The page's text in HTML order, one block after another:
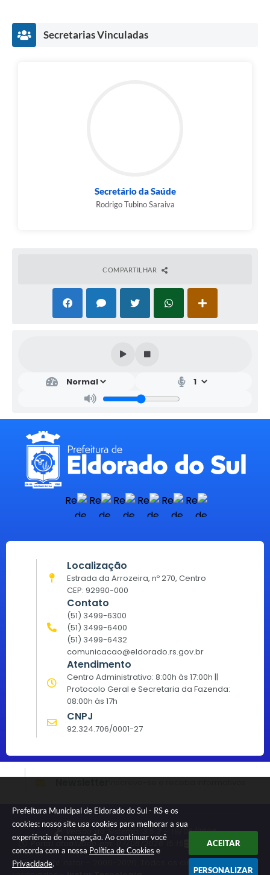
Prefeitura Municipal de Eldorado do Sul - RS e os
cookies: nosso site usa cookies para melhorar a sua
experiência de navegação. Ao continuar você
concorda com a nossa Política de Cookies e
Privacidade.
ACEITAR
PERSONALIZAR
Secretarias Vinculadas
Secretário da Saúde
Rodrigo Tubino Saraiva
COMPARTILHAR
Localização
Estrada da Arrozeira, nº 270, Centro
CEP: 92990-000
Contato
(51) 3499-6300
(51) 3499-6400
(51) 3499-6432
comunicacao@eldorado.rs.gov.br
Atendimento
Centro Administrativo: 8:00h às 17:00h ||
Protocolo Geral e Secretaria da Fazenda:
08:00h às 17h
CNPJ
92.324.706/0001-27
Versão do Sistema:
3.5.3 - 19/06/2026
Portal atualizado em: 07/08/2026 15:15 Dados Abertos
© Copyright Instar - 2006-2026. Todos os direitos